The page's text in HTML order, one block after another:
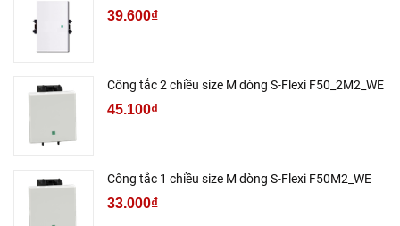
39.600₫
Công tắc 2 chiều size M dòng S-Flexi F50_2M2_WE
45.100₫
Công tắc 1 chiều size M dòng S-Flexi F50M2_WE
33.000₫